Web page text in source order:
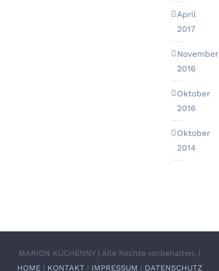
April
2017
November
2016
Oktober
2016
Oktober
2014
MARION KUCHENNY | Alle Rechte vorbehalten. |
HOME| KONTAKT IMPRESSUM DATENSCHUTZ